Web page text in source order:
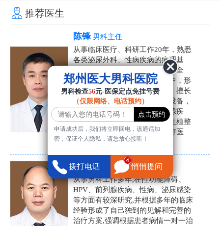
推荐医生
陈锋 男科主任
从事临床医疗、科研工作20年，熟悉
各类泌尿外科、性病疾病的病理基
础，诊断治疗和临床操作，技术全
面。在男科疾病的诊断和诊疗中，形
成了一套独具特色的诊疗方案。擅长
运用国内外先进的医学技术和设备，
科学诊疗各类阳痿早泄、前列腺疾
病、射精障碍、性病、HPV、生殖整
形等疾病，是患者非常信赖的好医
生。
张营富
男科主任
从事男科工作多年,在性功能障碍、
HPV、前列腺疾病、性病、泌尿感染
等方面有较深研究,并根据多年的临床
经验形成了自己独到的见解和完善的
治疗方案,强调根据患者病情一对一治
郑州医大男科医院
男科检查56元-医保定点免挂号费
（仅限网络、电话预约）
申请成功后，我们将立即回电，该通话加
密，保证个人隐私，请您放心接听！
拨打电话 悄悄提问